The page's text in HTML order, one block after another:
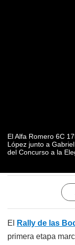
El Alfa Romero 6C
López junto a
del Concurso a la
El Rally de las
primera etapa